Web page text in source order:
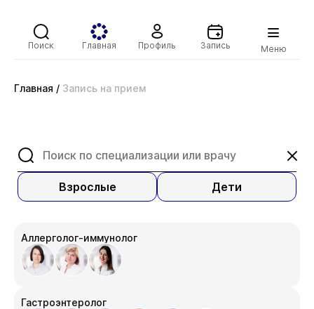
Поиск Главная Профиль Запись Меню
Главная / Запись на прием
Взрослые Дети
Аллерголог-иммунолог
Гастроэнтеролог